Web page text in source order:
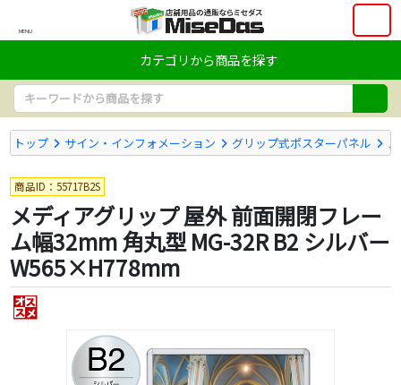
MENU
カテゴリから商品を探す
トップ サイン・インフォメーション グリップ式ポスターパネル
商品ID：55717B2S
メディアグリップ 屋外 前面開閉フレー
ム幅32mm 角丸型 MG-32R B2 シルバー
W565×H778mm